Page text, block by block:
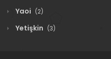
Yaoi (2)
Yetişkin (3)